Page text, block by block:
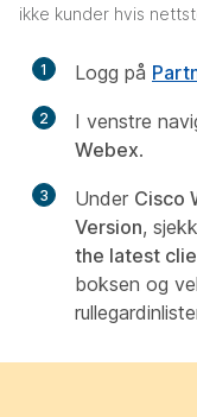
ikke kunder hvis
1 Logg på
2 I venstre
Webex.
3 Under Cisco
Version, sjekk
the latest
boksen og